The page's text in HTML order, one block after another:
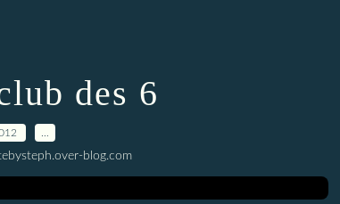
des 6
blog.com